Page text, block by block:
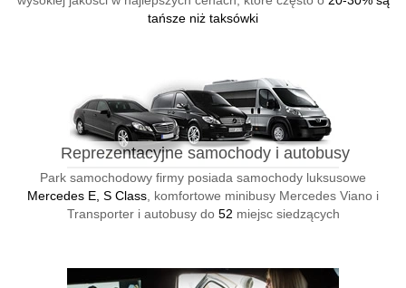
tańsze niż taksówki
Reprezentacyjne samochody i autobusy
Park samochodowy firmy posiada samochody luksusowe
Mercedes E, S Class , komfortowe minibusy Mercedes Viano i
Transporter i autobusy do 52 miejsc siedzących